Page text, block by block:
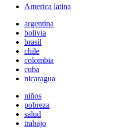
America latina
argentina
bolivia
brasil
chile
colombia
cuba
nicaragua
niños
pobreza
salud
trabajo